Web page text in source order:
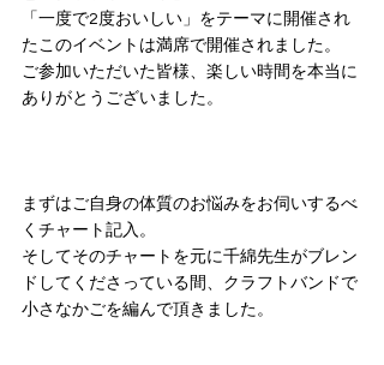
「一度で2度おいしい」をテーマに開催され
たこのイベントは満席で開催されました。
ご参加いただいた皆様、楽しい時間を本当に
ありがとうございました。
まずはご自身の体質のお悩みをお伺いするべ
くチャート記入。
そしてそのチャートを元に千綿先生がブレン
ドしてくださっている間、クラフトバンドで
小さなかごを編んで頂きました。